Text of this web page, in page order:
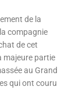
de la
compagnie
de cet
majeure partie
au Grand
qui ont couru